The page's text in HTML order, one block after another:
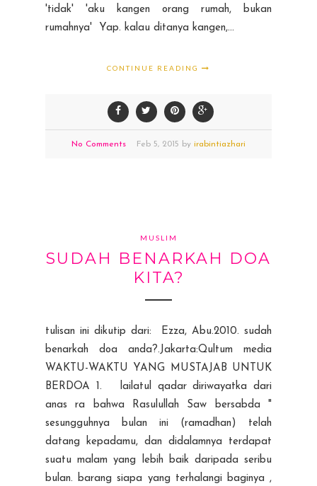
'tidak' 'aku kangen orang rumah, bukan
rumahnya' Yap. kalau ditanya kangen,...
CONTINUE READING
No Comments Feb 5, 2015 by irabintiazhari
MUSLIM
SUDAH BENARKAH DOA
KITA?
tulisan ini dikutip dari: Ezza, Abu.2010. sudah
benarkah doa anda?.Jakarta:Qultum media
WAKTU-WAKTU YANG MUSTAJAB UNTUK
BERDOA 1. lailatul qadar diriwayatka dari
anas ra bahwa Rasulullah Saw bersabda "
sesungguhnya bulan ini (ramadhan) telah
datang kepadamu, dan didalamnya terdapat
suatu malam yang lebih baik daripada seribu
bulan. barang siapa yang terhalangi baginya ,